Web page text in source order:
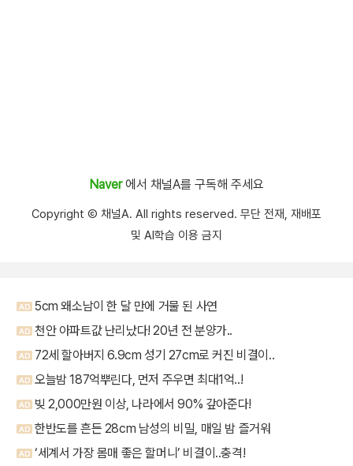
Naver에서 채널A를 구독해 주세요
Copyright Ⓒ 채널A. All rights reserved. 무단 전재, 재배포
및 AI학습 이용 금지